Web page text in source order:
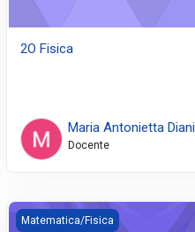
2O Fisica
Maria Antonietta Diani
Docente
1B Fisica
Matematica/Fisica